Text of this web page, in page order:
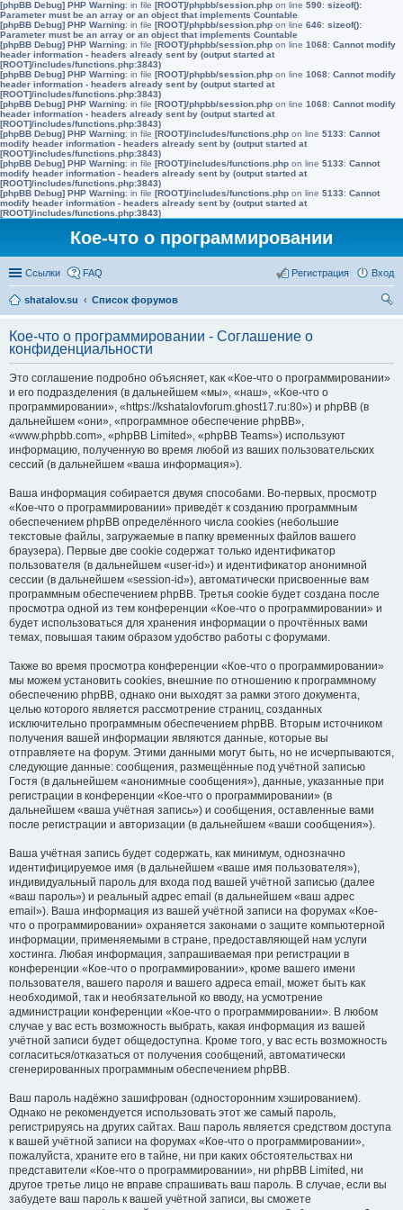
[phpBB Debug] PHP Warning: in file [ROOT]/phpbb/session.php on line 590: sizeof():
Parameter must be an array or an object that implements Countable
[phpBB Debug] PHP Warning: in file [ROOT]/phpbb/session.php on line 646: sizeof():
Parameter must be an array or an object that implements Countable
[phpBB Debug] PHP Warning: in file [ROOT]/phpbb/session.php on line 1068: Cannot modify
header information - headers already sent by (output started at
[ROOT]/includes/functions.php:3843)
[phpBB Debug] PHP Warning: in file [ROOT]/phpbb/session.php on line 1068: Cannot modify
header information - headers already sent by (output started at
[ROOT]/includes/functions.php:3843)
[phpBB Debug] PHP Warning: in file [ROOT]/phpbb/session.php on line 1068: Cannot modify
header information - headers already sent by (output started at
[ROOT]/includes/functions.php:3843)
[phpBB Debug] PHP Warning: in file [ROOT]/includes/functions.php on line 5133: Cannot
modify header information - headers already sent by (output started at
[ROOT]/includes/functions.php:3843)
[phpBB Debug] PHP Warning: in file [ROOT]/includes/functions.php on line 5133: Cannot
modify header information - headers already sent by (output started at
[ROOT]/includes/functions.php:3843)
[phpBB Debug] PHP Warning: in file [ROOT]/includes/functions.php on line 5133: Cannot
modify header information - headers already sent by (output started at
[ROOT]/includes/functions.php:3843)
Кое-что о программировании
Ссылки FAQ Вход
Регистрация
shatalov.su
Список форумов
Кое-что о программировании - Соглашение о
конфиденциальности
Это соглашение подробно объясняет, как «Кое-что о программировании»
и его подразделения (в дальнейшем «мы», «наш», «Кое-что о
программировании», «https://kshatalovforum.ghost17.ru:80») и phpBB (в
дальнейшем «они», «программное обеспечение phpBB»,
«www.phpbb.com», «phpBB Limited», «phpBB Teams») используют
информацию, полученную во время любой из ваших пользовательских
сессий (в дальнейшем «ваша информация»).
Ваша информация собирается двумя способами. Во-первых, просмотр
«Кое-что о программировании» приведёт к созданию программным
обеспечением phpBB определённого числа cookies (небольшие
текстовые файлы, загружаемые в папку временных файлов вашего
браузера). Первые две cookie содержат только идентификатор
пользователя (в дальнейшем «user-id») и идентификатор анонимной
сессии (в дальнейшем «session-id»), автоматически присвоенные вам
программным обеспечением phpBB. Третья cookie будет создана после
просмотра одной из тем конференции «Кое-что о программировании» и
будет использоваться для хранения информации о прочтённых вами
темах, повышая таким образом удобство работы с форумами.
Также во время просмотра конференции «Кое-что о программировании»
мы можем установить cookies, внешние по отношению к программному
обеспечению phpBB, однако они выходят за рамки этого документа,
целью которого является рассмотрение страниц, созданных
исключительно программным обеспечением phpBB. Вторым источником
получения вашей информации являются данные, которые вы
отправляете на форум. Этими данными могут быть, но не исчерпываются,
следующие данные: сообщения, размещённые под учётной записью
Гостя (в дальнейшем «анонимные сообщения»), данные, указанные при
регистрации в конференции «Кое-что о программировании» (в
дальнейшем «ваша учётная запись») и сообщения, оставленные вами
после регистрации и авторизации (в дальнейшем «ваши сообщения»).
Ваша учётная запись будет содержать, как минимум, однозначно
идентифицируемое имя (в дальнейшем «ваше имя пользователя»),
индивидуальный пароль для входа под вашей учётной записью (далее
«ваш пароль») и реальный адрес email (в дальнейшем «ваш адрес
email»). Ваша информация из вашей учётной записи на форумах «Кое-
что о программировании» охраняется законами о защите компьютерной
информации, применяемыми в стране, предоставляющей нам услуги
хостинга. Любая информация, запрашиваемая при регистрации в
конференции «Кое-что о программировании», кроме вашего имени
пользователя, вашего пароля и вашего адреса email, может быть как
необходимой, так и необязательной ко вводу, на усмотрение
администрации конференции «Кое-что о программировании». В любом
случае у вас есть возможность выбрать, какая информация из вашей
учётной записи будет общедоступна. Кроме того, у вас есть возможность
согласиться/отказаться от получения сообщений, автоматически
сгенерированных программным обеспечением phpBB.
Ваш пароль надёжно зашифрован (односторонним хэшированием).
Однако не рекомендуется использовать этот же самый пароль,
регистрируясь на других сайтах. Ваш пароль является средством доступа
к вашей учётной записи на форумах «Кое-что о программировании»,
пожалуйста, храните его в тайне, ни при каких обстоятельствах ни
представители «Кое-что о программировании», ни phpBB Limited, ни
другое третье лицо не вправе спрашивать ваш пароль. В случае, если вы
забудете ваш пароль к вашей учётной записи, вы сможете